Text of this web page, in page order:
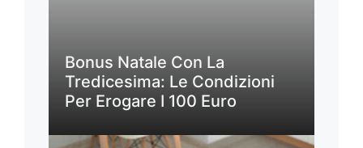
Bonus Natale Con La
Tredicesima: Le Condizioni
Per Erogare I 100 Euro